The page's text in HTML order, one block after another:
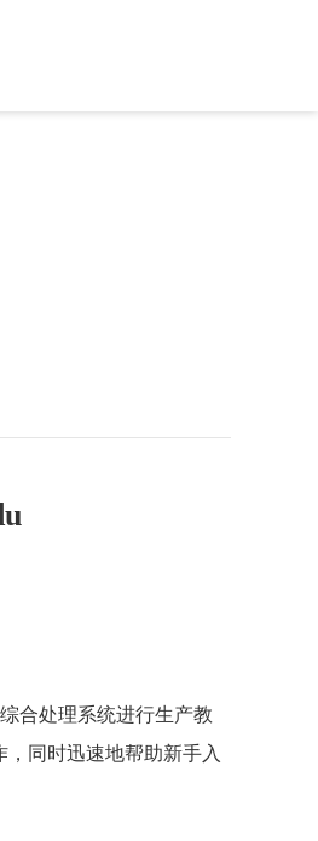
合处理系统进行生产教
同时迅速地帮助新手入